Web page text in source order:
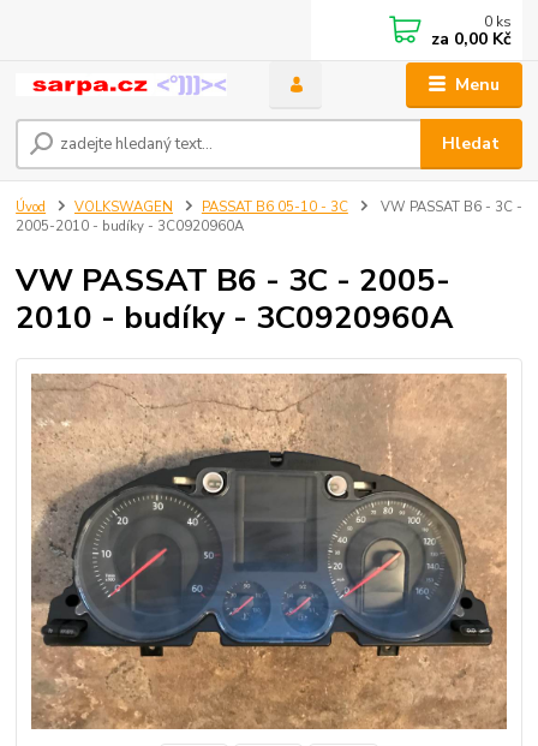
Menu
Hledat
0 ks
za 0,00 Kč
Úvod VOLKSWAGEN PASSAT B6 05-10 - 3C
VW PASSAT B6 - 3C -
2005-2010 - budíky - 3C0920960A
VW PASSAT B6 - 3C - 2005-
2010 - budíky - 3C0920960A